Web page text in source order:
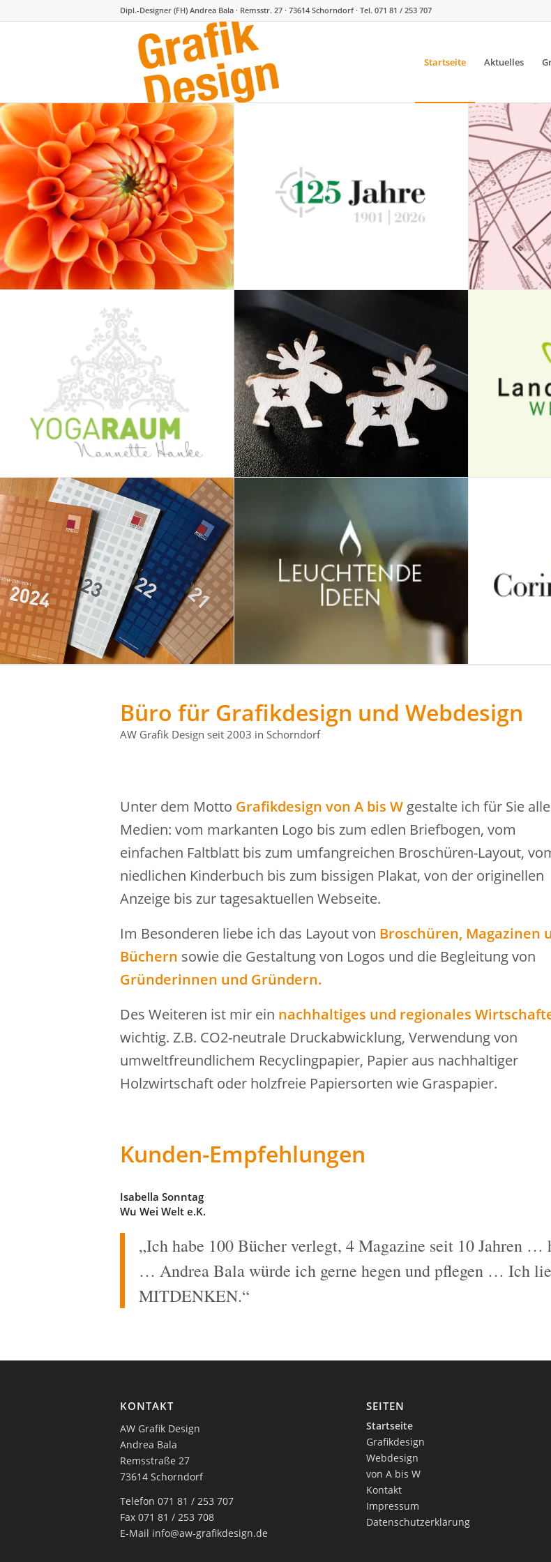
Dipl.-Designer (FH) Andrea Bala · Remsstr. 27 · 73614 Schorndorf · Tel. 071 81 / 253 707
Startseite Aktuelles
Büro für Grafikdesign und Webdesign
AW Grafik Design seit 2003 in Schorndorf
Unter dem Motto Grafikdesign von A bis W gestalte ich für Sie alle
Medien: vom markanten Logo bis zum edlen Briefbogen, vom
einfachen Faltblatt bis zum umfangreichen Broschüren-Layout,
niedlichen Kinderbuch bis zum bissigen Plakat, von der originellen
Anzeige bis zur tagesaktuellen Webseite.
Im Besonderen liebe ich das Layout von Broschüren, Magazinen
Büchern sowie die Gestaltung von Logos und die Begleitung von
Gründerinnen und Gründern.
Des Weiteren ist mir ein nachhaltiges und regionales
wichtig. Z.B. CO2-neutrale Druckabwicklung, Verwendung von
umweltfreundlichem Recyclingpapier, Papier aus nachhaltiger
Holzwirtschaft oder holzfreie Papiersorten wie Graspapier.
Kunden-Empfehlungen
Isabella Sonntag
Wu Wei Welt e.K.
„Ich habe 100 Bücher verlegt, 4 Magazine seit 10 Jahren
… Andrea Bala würde ich gerne hegen und pflegen … Ich
MITDENKEN.“
KONTAKT
AW Grafik Design
Andrea Bala
Remsstraße 27
73614 Schorndorf
Telefon 071 81 / 253 707
Fax 071 81 / 253 708
E-Mail info@aw-grafikdesign.de
SEITEN
Startseite
Grafikdesign
Webdesign
von A bis W
Kontakt
Impressum
Datenschutzerklärung